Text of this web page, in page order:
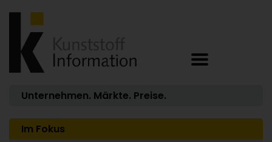
Unternehmen. Märkte. Preise.
Im Fokus